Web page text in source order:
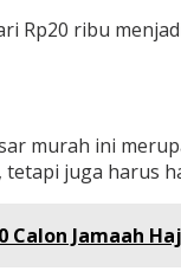
Rp20 ribu
murah ini
juga harus
Jamaah